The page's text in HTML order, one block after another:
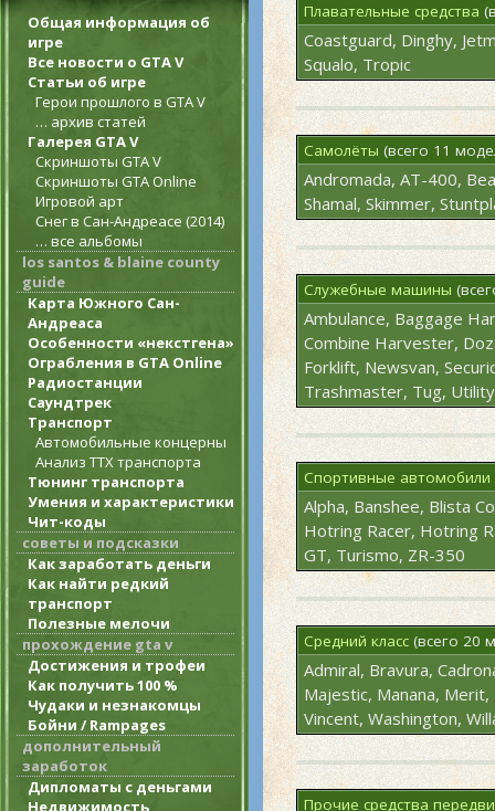
Общая информация об
игре
Все новости о GTA V
Статьи об игре
Герои прошлого в GTA V
… архив статей
Галерея GTA V
Скриншоты GTA V
Скриншоты GTA Online
Игровой арт
Снег в Сан-Андреасе (2014)
… все альбомы
los santos & blaine county
guide
Карта Южного Сан-
Андреаса
Особенности «некстгена»
Ограбления в GTA Online
Радиостанции
Саундтрек
Транспорт
Автомобильные концерны
Анализ ТТХ транспорта
Тюнинг транспорта
Умения и характеристики
Чит-коды
советы и подсказки
Как заработать деньги
Как найти редкий
транспорт
Полезные мелочи
прохождение gta v
Достижения и трофеи
Как получить 100 %
Чудаки и незнакомцы
Бойни / Rampages
дополнительный
заработок
Дипломаты с деньгами
Недвижимость
Плавательные средства
Coastguard, Dinghy,
Squalo, Tropic
Самолёты (всего 11
Andromada, AT-400,
Shamal, Skimmer,
Служебные машины
Ambulance, Baggage
Combine Harvester,
Forklift, Newsvan,
Trashmaster, Tug,
Спортивные автомобили
Alpha, Banshee, Blista
Hotring Racer, Hotring
GT, Turismo, ZR-350
Средний класс(всего 20
Admiral, Bravura,
Majestic, Manana,
Vincent, Washington,
Прочие средства